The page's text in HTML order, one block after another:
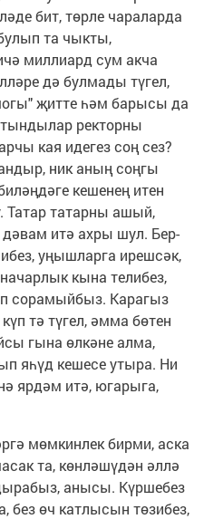
бит, төрле чараларда
та чыкты,
миллиард сум акча
дә булмады түгел,
җитте һәм барысы да
ректорны
кая идегез соң сез?
ник аның соңгы
кешенең итен
Татар татарны ашый,
дәвам итә ахры шул. Бер-
уңышларга ирешсәк,
кына телибез,
сорамыйбыз. Карагыз
тә түгел, әмма бөтен
гына өлкәне алма,
яһүд кешесе утыра. Ни
ярдәм итә, югарыга,
мөмкинлек бирми, аска
та, көнләшүдән әллә
анысы. Күршебез
без өч катлысын төзибез,